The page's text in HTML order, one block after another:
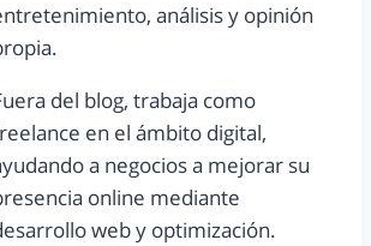
análisis y opinión
del blog, trabaja como
en el ámbito digital,
a negocios a mejorar su
online mediante
web y optimización.